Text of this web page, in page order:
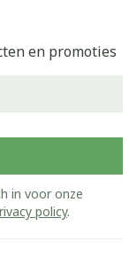
en promoties
in voor onze
policy.